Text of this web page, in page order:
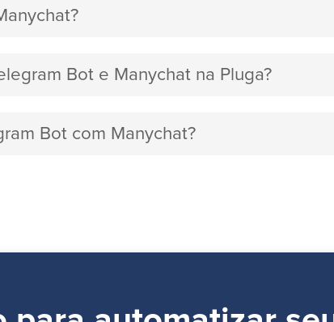
Bot e Manychat na Pluga?
Bot com Manychat?